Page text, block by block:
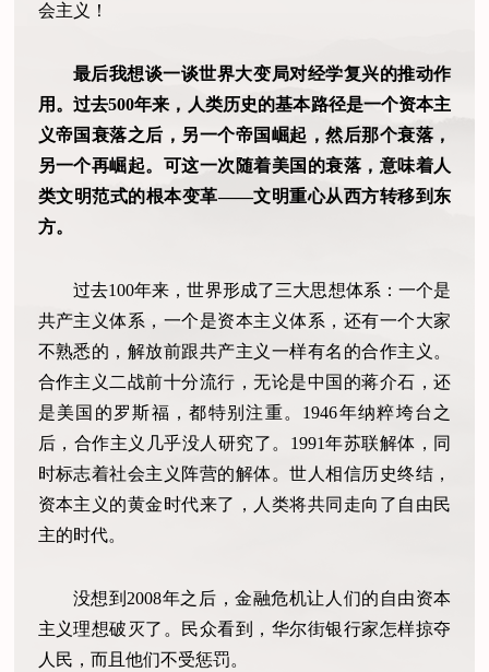
会主义！
最后我想谈一谈世界大变局对经学复兴的推动作
用。过去500年来，人类历史的基本路径是一个资本主
义帝国衰落之后，另一个帝国崛起，然后那个衰落，
另一个再崛起。可这一次随着美国的衰落，意味着人
类文明范式的根本变革——文明重心从西方转移到东
方。
过去100年来，世界形成了三大思想体系：一个是
共产主义体系，一个是资本主义体系，还有一个大家
不熟悉的，解放前跟共产主义一样有名的合作主义。
合作主义二战前十分流行，无论是中国的蒋介石，还
是美国的罗斯福，都特别注重。1946年纳粹垮台之
后，合作主义几乎没人研究了。1991年苏联解体，同
时标志着社会主义阵营的解体。世人相信历史终结，
资本主义的黄金时代来了，人类将共同走向了自由民
主的时代。
没想到2008年之后，金融危机让人们的自由资本
主义理想破灭了。民众看到，华尔街银行家怎样掠夺
人民，而且他们不受惩罚。